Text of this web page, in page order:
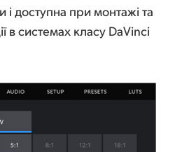
доступна при монтажі та
в системах класу DaVinci